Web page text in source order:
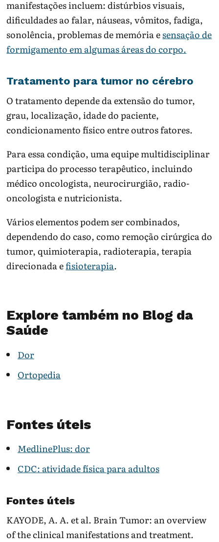
manifestações incluem: distúrbios visuais,
dificuldades ao falar, náuseas, vômitos, fadiga,
sonolência, problemas de memória esensação de
formigamento em algumas áreas do corpo.
­Tratamento para tumor no cérebro
O tratamento depende da extensão do tumor,
grau, localização, idade do paciente,
condicionamento físico entre outros fatores.
Para essa condição, uma equipe multidisciplinar
participa do processo terapêutico, incluindo
médico oncologista, neurocirurgião, radio-
oncologista e nutricionista.
Vários elementos podem ser combinados,
dependendo do caso, como remoção cirúrgica do
tumor, quimioterapia, radioterapia, terapia
direcionada efisioterapia.
Explore também no Blog da
Saúde
Dor
Ortopedia
Fontes úteis
MedlinePlus: dor
CDC: atividade física para adultos
Fontes úteis
KAYODE, A. A. et al. Brain Tumor: an overview
of the clinical manifestations and treatment.